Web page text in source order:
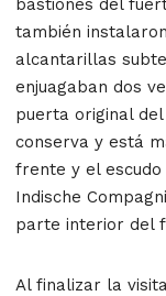
también
alcantarillas
enjuagaban dos
puerta original
conserva y está
frente y el escudo
Indische
parte interior del
Al finalizar la